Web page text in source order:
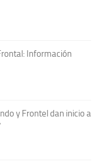
Información
y Frontel dan inicio a